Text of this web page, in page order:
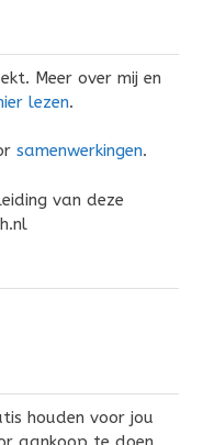
Meer over mij en
lezen.
samenwerkingen.
van deze
houden voor jou